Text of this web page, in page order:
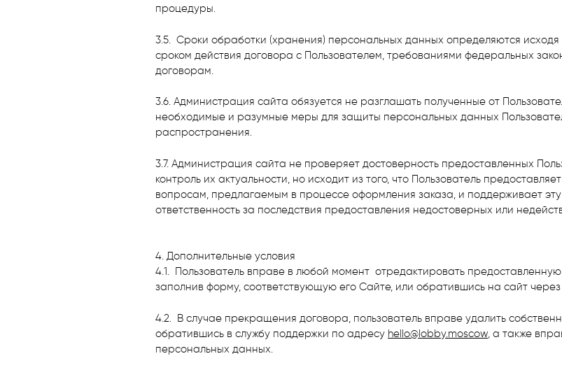
процедуры.
3.5. Сроки обработки (хранения) персональных данных определяются исходя
сроком действия договора с Пользователем, требованиями федеральных
договорам.
3.6. Администрация сайта обязуется не разглашать полученные от
необходимые и разумные меры для защиты персональных данных
распространения.
3.7. Администрация сайта не проверяет достоверность предоставленных
контроль их актуальности, но исходит из того, что Пользователь
вопросам, предлагаемым в процессе оформления заказа, и поддерживает
ответственность за последствия предоставления недостоверных или
4. Дополнительные условия
4.1. Пользователь вправе в любой момент отредактировать
заполнив форму, соответствующую его Сайте, или обратившись на сайт
4.2. В случае прекращения договора, пользователь вправе удалить
обратившись в службу поддержки по адресу hello@lobby.moscow , а также
персональных данных.